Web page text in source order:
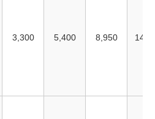
3,300 5,400 8,950